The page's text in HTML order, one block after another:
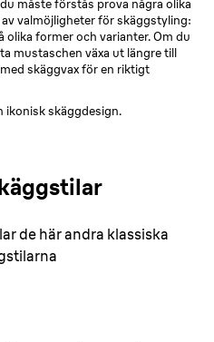
måste förstås prova några olika
valmöjligheter för skäggstyling:
olika former och varianter. Om du
mustaschen växa ut längre till
skäggvax för en riktigt
ikonisk skäggdesign.
de här andra klassiska